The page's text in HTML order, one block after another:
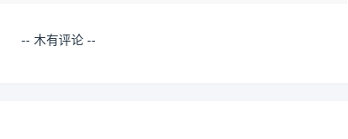
-- 木有评论 --